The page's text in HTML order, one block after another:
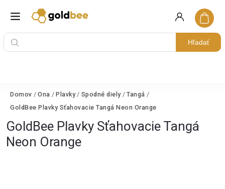
Hľadať
Domov / Ona / Plavky / Spodné diely / Tangá /
GoldBee Plavky Sťahovacie Tangá Neon Orange
GoldBee Plavky Sťahovacie Tangá
Neon Orange